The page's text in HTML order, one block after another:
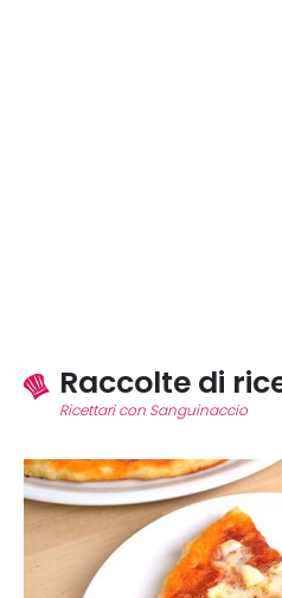
Raccolte di
Ricettari con Sanguinaccio